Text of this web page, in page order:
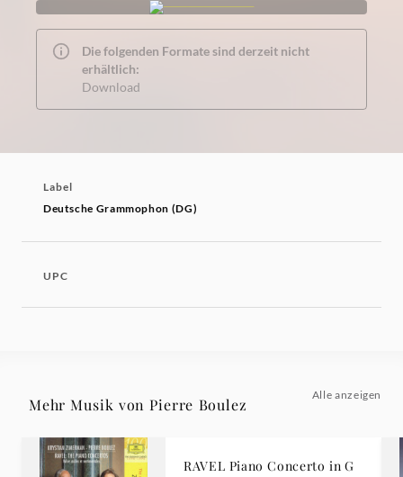
Die folgenden Formate sind derzeit nicht
erhältlich:
Download
Label
Deutsche Grammophon (DG)
UPC
Mehr Musik von Pierre Boulez
Alle anzeigen
RAVEL Piano Concerto in G